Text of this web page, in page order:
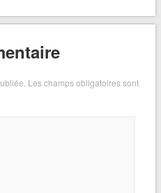
Les champs obligatoires sont